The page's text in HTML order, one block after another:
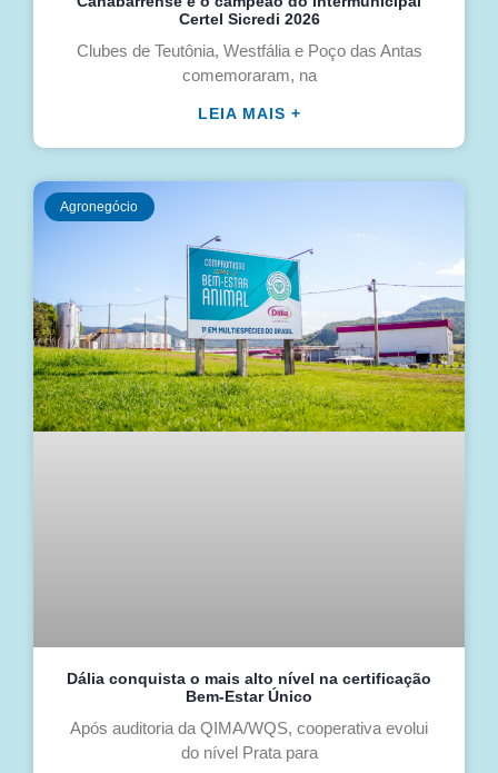
Certel Sicredi 2026
Clubes de Teutônia, Westfália e Poço das Antas
comemoraram, na
LEIA MAIS +
Agronegócio
Dália conquista o mais alto nível na certificação
Bem-Estar Único
Após auditoria da QIMA/WQS, cooperativa evolui
do nível Prata para